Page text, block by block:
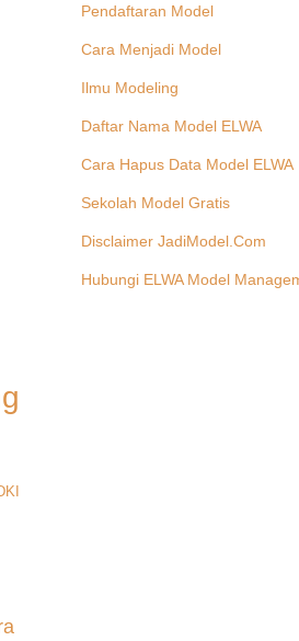
Pendaftaran Model
Cara Menjadi Model
Ilmu Modeling
Daftar Nama Model ELWA
Cara Hapus Data Model ELWA
Sekolah Model Gratis
Disclaimer JadiModel.Com
Hubungi ELWA Model